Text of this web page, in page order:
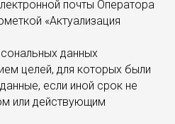
почты Оператора
«Актуализация
данных
целей, для которых были
если иной срок не
или действующим